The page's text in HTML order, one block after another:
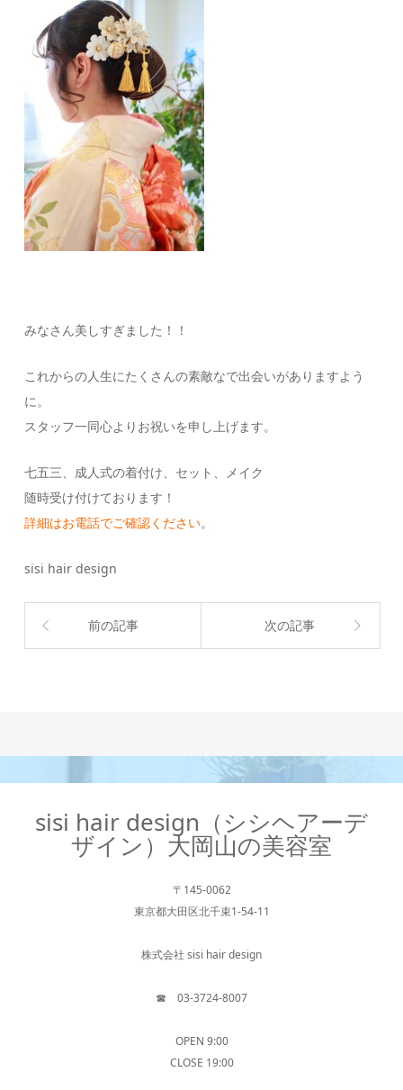
みなさん美しすぎました！！
これからの人生にたくさんの素敵なで出会いがありますよう
に。
スタッフ一同心よりお祝いを申し上げます。
七五三、成人式の着付け、セット、メイク
随時受け付けております！
詳細はお電話でご確認ください。
sisi hair design
前の記事 次の記事
sisi hair design（シシヘアーデ
ザイン）大岡山の美容室
〒145-0062
東京都大田区北千束1-54-11
株式会社 sisi hair design
☎︎ 03-3724-8007
OPEN 9:00
CLOSE 19:00